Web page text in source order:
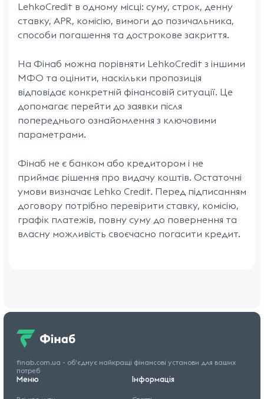
LehkoCredit в одному місці: суму, строк, денну
ставку, APR, комісію, вимоги до позичальника,
способи погашення та дострокове закриття.
На Фінаб можна порівняти LehkoCredit з іншими
МФО та оцінити, наскільки пропозиція
відповідає конкретній фінансовій ситуації. Це
допомагає перейти до заявки після
попереднього ознайомлення з ключовими
параметрами.
Фінаб не є банком або кредитором і не
приймає рішення про видачу коштів. Остаточні
умови визначає Lehko Credit. Перед підписанням
договору потрібно перевірити ставку, комісію,
графік платежів, повну суму до повернення та
власну можливість своєчасно погасити кредит.
finab.com.ua - об'єднує найкращі фінансові установи для ваших
потреб
Меню Інформація